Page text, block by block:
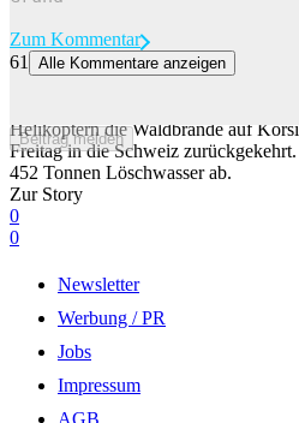
Beitrag melden
Zum Kommentar
61
Alle Kommentare anzeigen
Helikoptern die Waldbrände auf
Freitag in die Schweiz
452 Tonnen Löschwasser ab.
Zur Story
0
0
Newsletter
Werbung / PR
Jobs
Impressum
AGB